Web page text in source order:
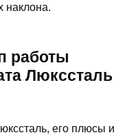
наклона.
работы
Люкссталь
его плюсы и